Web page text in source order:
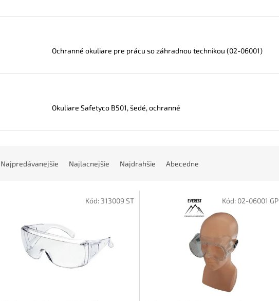
Ochranné okuliare pre prácu so záhradnou technikou (02-06001)
Okuliare Safetyco B501, šedé, ochranné
Najpredávanejšie Najlacnejšie Najdrahšie Abecedne
Kód:313009 ST Kód: 02-06001 GP